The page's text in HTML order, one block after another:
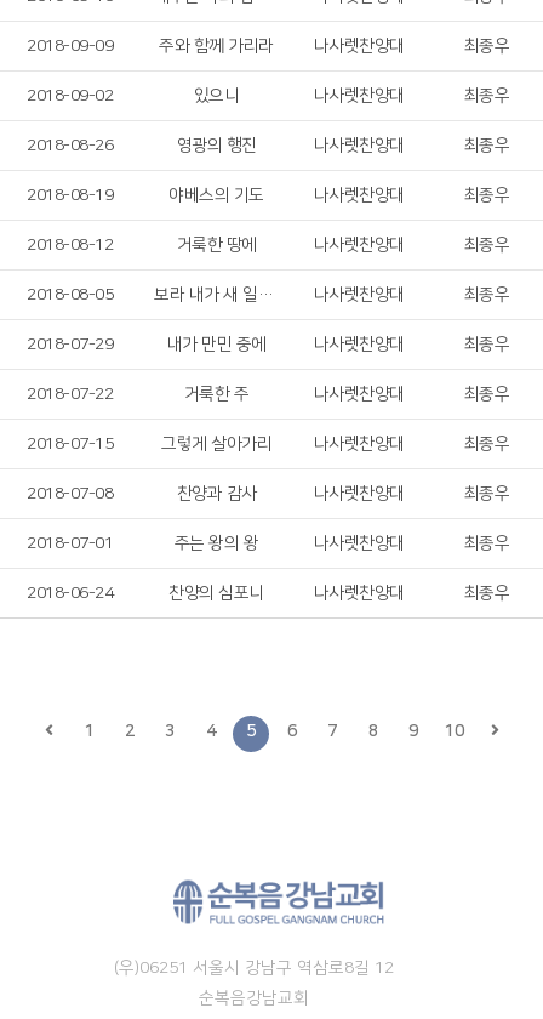
2018-09-09 주와 함께 가리라 나사렛찬양대 최종우
2018-09-02 있으니 나사렛찬양대 최종우
2018-08-26 영광의 행진 나사렛찬양대 최종우
2018-08-19 야베스의 기도 나사렛찬양대 최종우
2018-08-12 거룩한 땅에 나사렛찬양대 최종우
2018-08-05 보라 내가 새 일을 다 이루어놓았다 나사렛찬양대 최종우
2018-07-29 내가 만민 중에 나사렛찬양대 최종우
2018-07-22 거룩한 주 나사렛찬양대 최종우
2018-07-15 그렇게 살아가리 나사렛찬양대 최종우
2018-07-08 찬양과 감사 나사렛찬양대 최종우
2018-07-01 주는 왕의 왕 나사렛찬양대 최종우
2018-06-24 찬양의 심포니 나사렛찬양대 최종우
1 2 3 4 5 6 7 8 9 10
(우)06251 서울시 강남구 역삼로8길 12
순복음강남교회